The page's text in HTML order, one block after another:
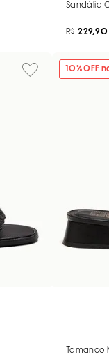
Sandália
R$ 229,90
10% OFF
Tamanco